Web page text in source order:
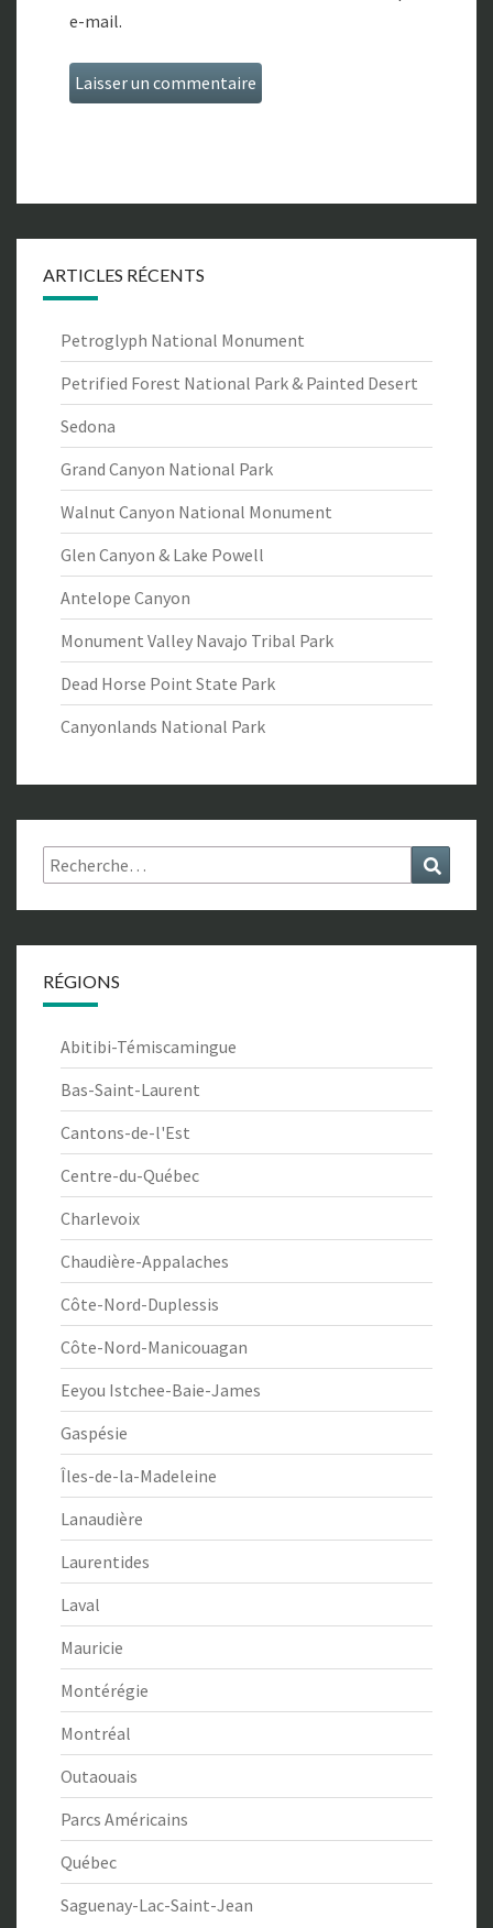
e-mail.
ARTICLES RÉCENTS
Petroglyph National Monument
Petrified Forest National Park & Painted Desert
Sedona
Grand Canyon National Park
Walnut Canyon National Monument
Glen Canyon & Lake Powell
Antelope Canyon
Monument Valley Navajo Tribal Park
Dead Horse Point State Park
Canyonlands National Park
Rechercher :
RÉGIONS
Abitibi-Témiscamingue
Bas-Saint-Laurent
Cantons-de-l'Est
Centre-du-Québec
Charlevoix
Chaudière-Appalaches
Côte-Nord-Duplessis
Côte-Nord-Manicouagan
Eeyou Istchee-Baie-James
Gaspésie
Îles-de-la-Madeleine
Lanaudière
Laurentides
Laval
Mauricie
Montérégie
Montréal
Outaouais
Parcs Américains
Québec
Saguenay-Lac-Saint-Jean